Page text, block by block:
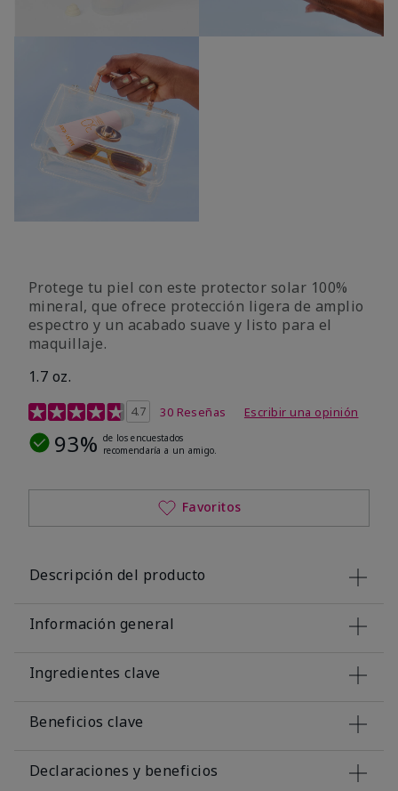
Protege tu piel con este protector solar 100%
mineral, que ofrece protección ligera de amplio
espectro y un acabado suave y listo para el
maquillaje.
1.7 oz.
Calificación de clientes de 5 de 5
4.7 30 Reseñas Escribir una opinión
93% de los encuestados
recomendaría a un amigo.
Favoritos
Descripción del producto
Información general
Ingredientes clave
Beneficios clave
Declaraciones y beneficios